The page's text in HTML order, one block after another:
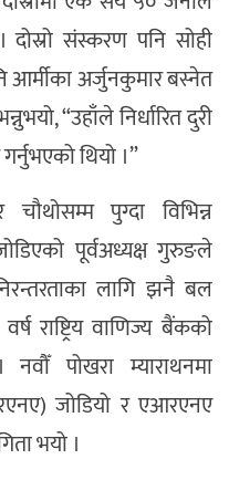
संस्करण पनि सोही
आर्मीका अर्जुनकुमार बस्नेत
“उहाँले निर्धारित दुरी
थियो ।”
पुग्दा विभिन्न
पूर्वअध्यक्ष गुरुङले
लागि झनै बल
राष्ट्रिय वाणिज्य बैंकको
पोखरा म्याराथनमा
जोडियो र एआरएनए
भयो ।